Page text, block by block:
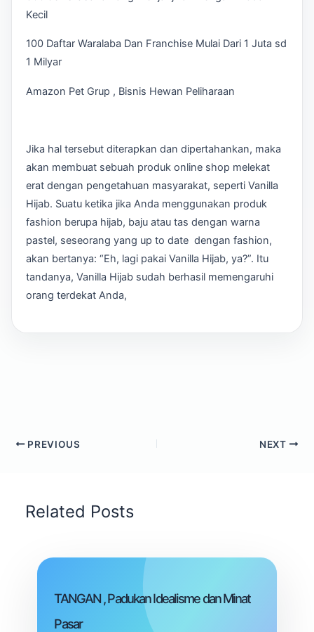
Kecil
100 Daftar Waralaba Dan Franchise Mulai Dari 1 Juta sd
1 Milyar
Amazon Pet Grup , Bisnis Hewan Peliharaan
Jika hal tersebut diterapkan dan dipertahankan, maka
akan membuat sebuah produk online shop melekat
erat dengan pengetahuan masyarakat, seperti Vanilla
Hijab. Suatu ketika jika Anda menggunakan produk
fashion berupa hijab, baju atau tas dengan warna
pastel, seseorang yang up to date dengan fashion,
akan bertanya: “Eh, lagi pakai Vanilla Hijab, ya?”. Itu
tandanya, Vanilla Hijab sudah berhasil memengaruhi
orang terdekat Anda,
PREVIOUS NEXT
Related Posts
TANGAN , Padukan Idealisme dan Minat
Pasar